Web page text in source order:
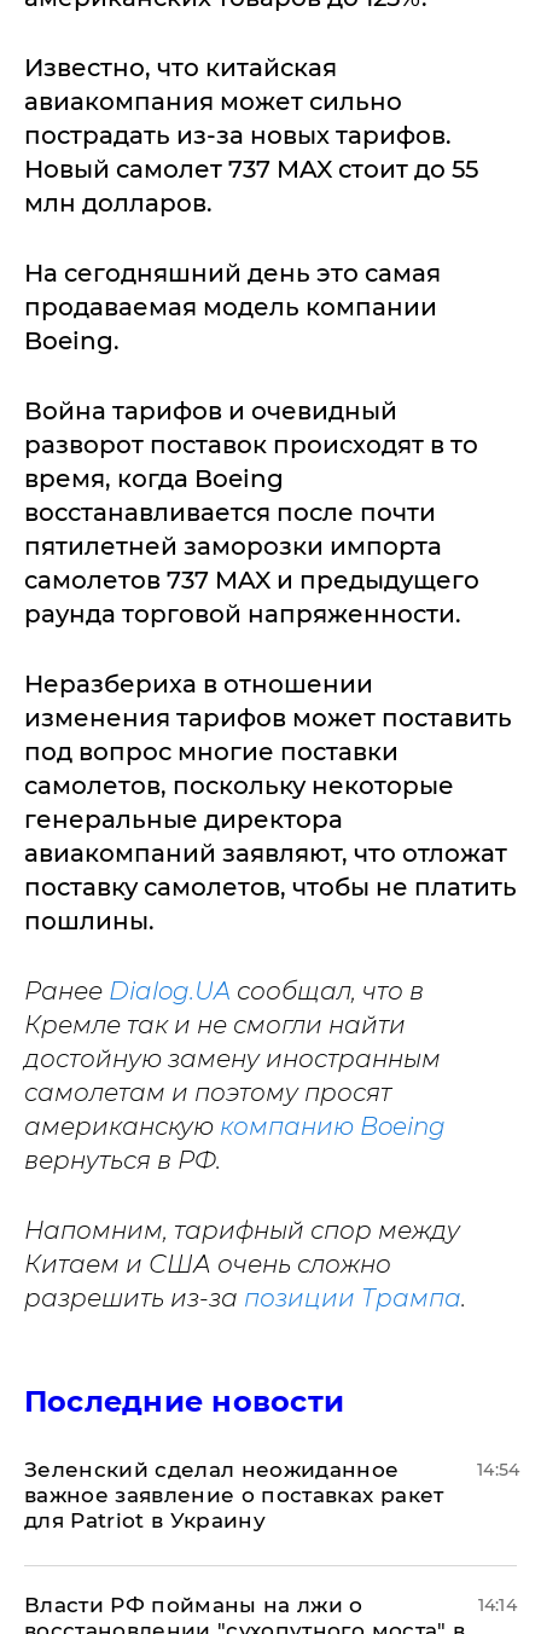
Известно, что китайская
авиакомпания может сильно
пострадать из-за новых тарифов.
Новый самолет 737 MAX стоит до 55
млн долларов.
На сегодняшний день это самая
продаваемая модель компании
Boeing.
Война тарифов и очевидный
разворот поставок происходят в то
время, когда Boeing
восстанавливается после почти
пятилетней заморозки импорта
самолетов 737 MAX и предыдущего
раунда торговой напряженности.
Неразбериха в отношении
изменения тарифов может поставить
под вопрос многие поставки
самолетов, поскольку некоторые
генеральные директора
авиакомпаний заявляют, что отложат
поставку самолетов, чтобы не платить
пошлины.
Ранее Dialog.UA сообщал, что в
Кремле так и не смогли найти
достойную замену иностранным
самолетам и поэтому просят
американскую компанию Boeing
вернуться в РФ.
Напомним, тарифный спор между
Китаем и США очень сложно
разрешить из-за позиции Трампа.
Последние новости
Зеленский сделал неожиданное
важное заявление о поставках ракет
для Patriot в Украину
14:54
Власти РФ пойманы на лжи о
14:14